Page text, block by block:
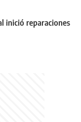
inició reparaciones